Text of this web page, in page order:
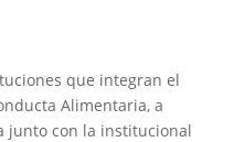
que integran el
Alimentaria, a
junto con la institucional